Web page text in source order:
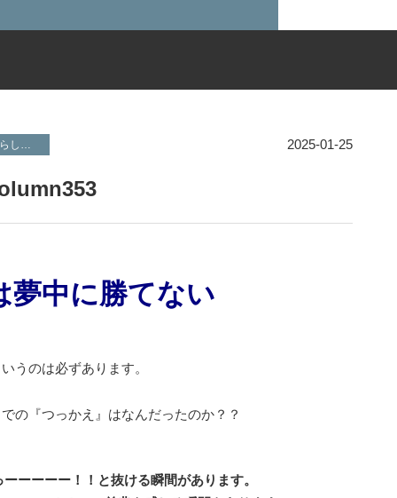
環境 植栽・外構計画
2025-01-25
夢中に勝てない
うのは必ずあります。
の『つっかえ』はなんだったのか？？
ーーーー！！と抜ける瞬間があります。